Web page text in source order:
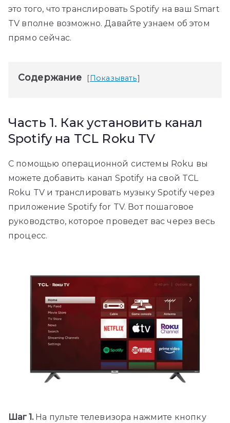
это того, что транслировать Spotify на ваш Smart
TV вполне возможно. Давайте узнаем об этом
прямо сейчас.
Содержание Показывать
Часть 1. Как установить канал
Spotify на TCL Roku TV
С помощью операционной системы Roku вы
можете добавить канал Spotify на свой TCL
Roku TV и транслировать музыку Spotify через
приложение Spotify for TV. Вот пошаговое
руководство, которое проведет вас через весь
процесс.
Шаг 1.На пульте телевизора нажмите кнопку